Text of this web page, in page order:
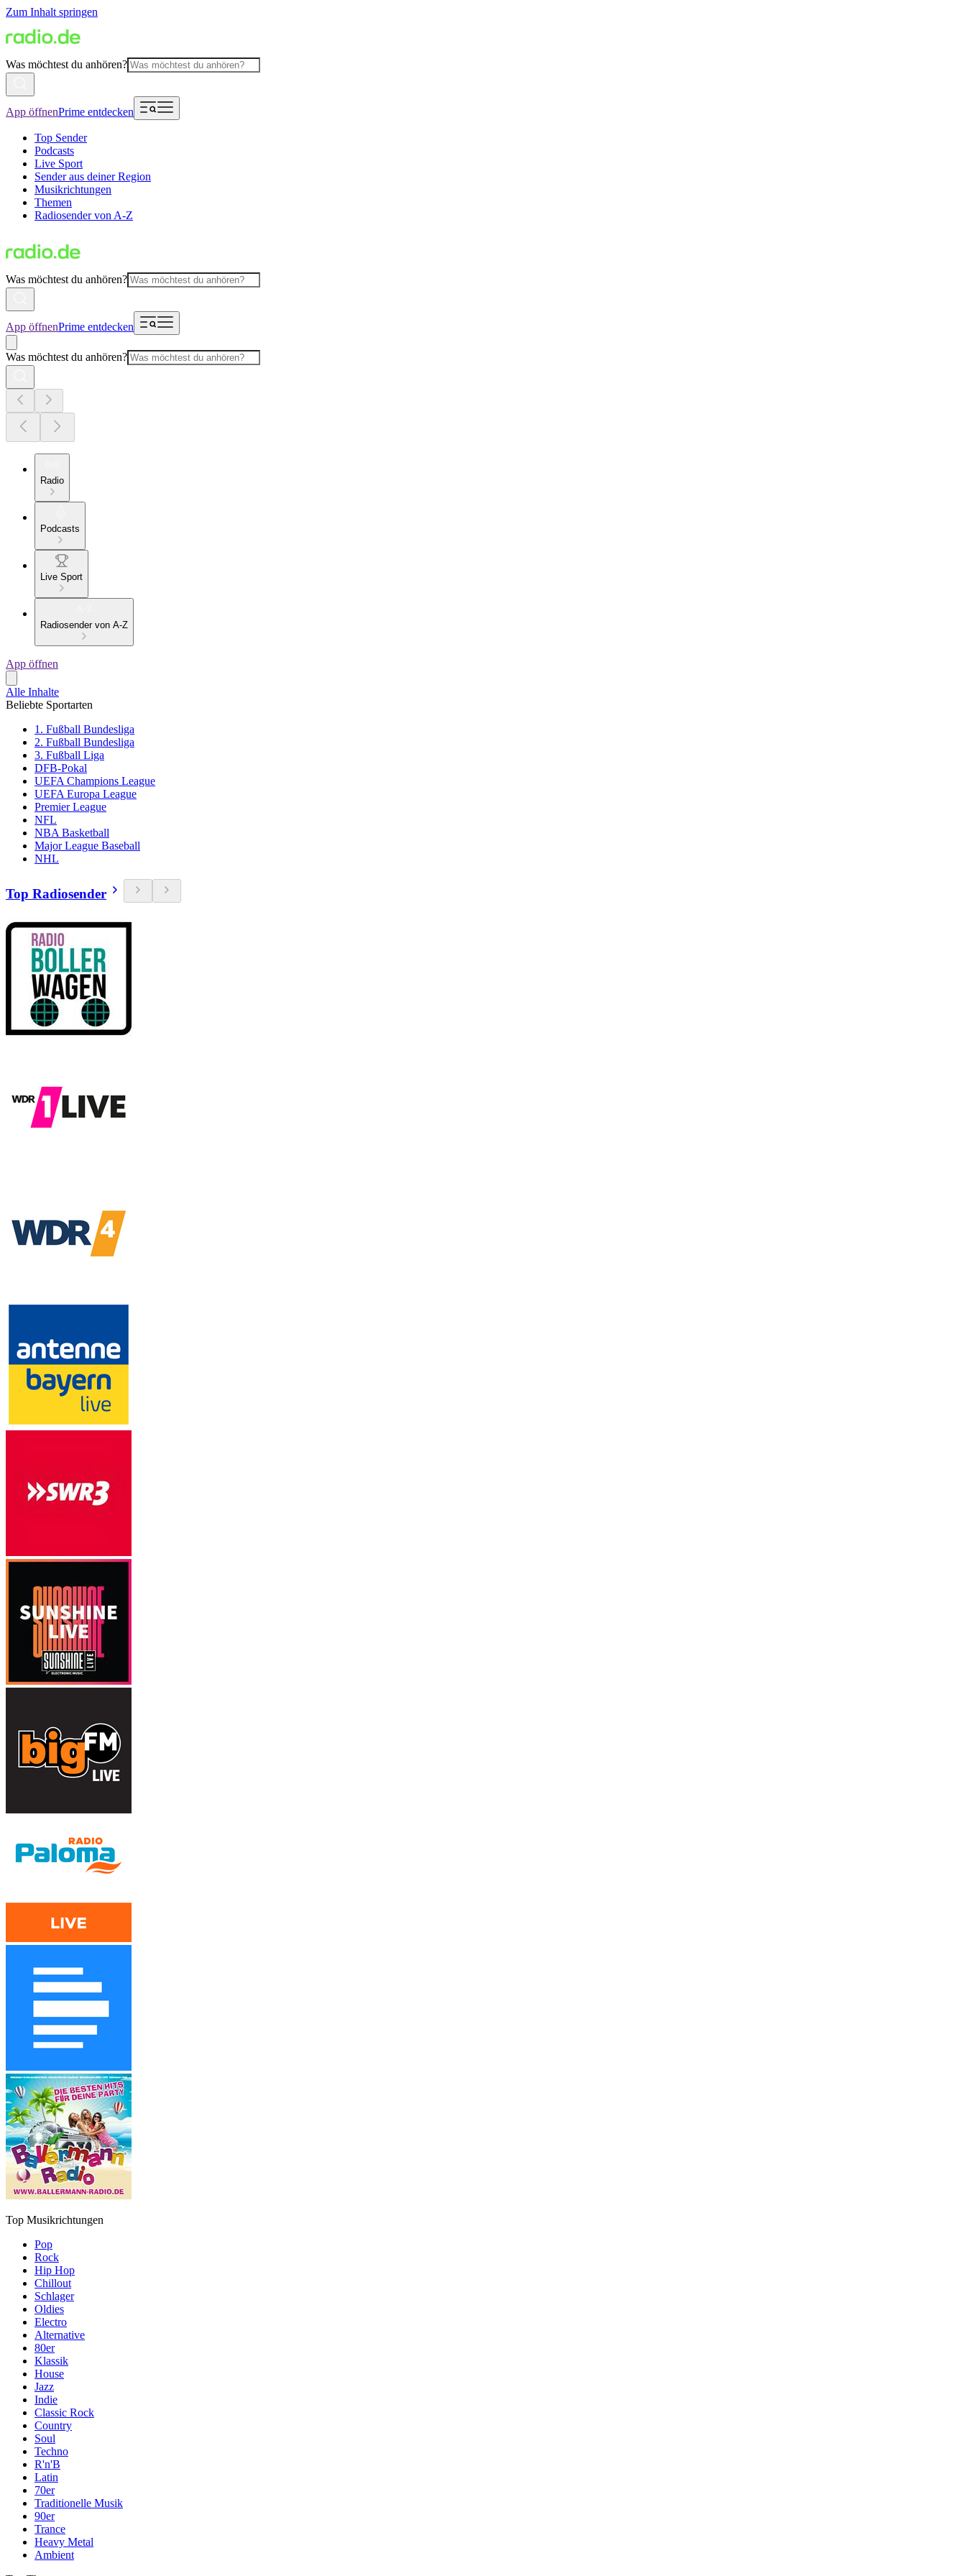
Zum Inhalt springen
Was möchtest du anhören?
App öffnenPrime entdecken
Top Sender
Podcasts
Live Sport
Sender aus deiner Region
Musikrichtungen
Themen
Radiosender von A-Z
Was möchtest du anhören?
App öffnenPrime entdecken
Was möchtest du anhören?
Radio
Podcasts
Live Sport
Radiosender von A-Z
App öffnen
Alle Inhalte
Beliebte Sportarten
1. Fußball Bundesliga
2. Fußball Bundesliga
3. Fußball Liga
DFB-Pokal
UEFA Champions League
UEFA Europa League
Premier League
NFL
NBA Basketball
Major League Baseball
NHL
Top Radiosender
Top Musikrichtungen
Pop
Rock
Hip Hop
Chillout
Schlager
Oldies
Electro
Alternative
80er
Klassik
House
Jazz
Indie
Classic Rock
Country
Soul
Techno
R'n'B
Latin
70er
Traditionelle Musik
90er
Trance
Heavy Metal
Ambient